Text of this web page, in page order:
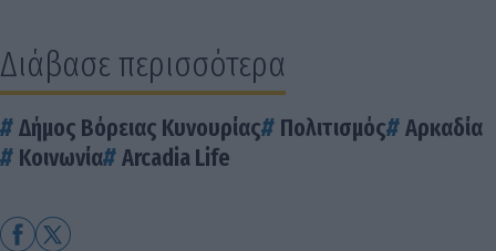
Διάβασε περισσότερα
Δήμος Βόρειας Κυνουρίας Πολιτισμός
Αρκαδία
Κοινωνία
Arcadia Life